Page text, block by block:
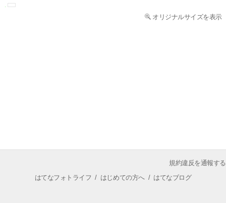
オリジナルサイズを表示
規約違反を通報する
はてなフォトライフ / はじめての方へ/ はてなブログ